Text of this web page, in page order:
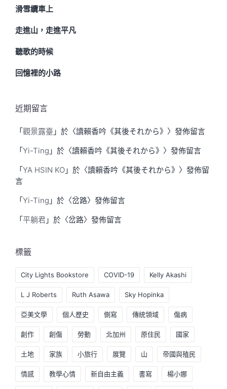
滑雪纜車上
走進山，走進平凡
聽歌的時候
回憶裡的小路
近期留言
「觀景露臺 」於〈讀賴香吟《其後それから》 〉發佈留言
「Yi-Ting 」於〈讀賴香吟《其後それから》 〉發佈留言
「YA HSIN KO 」於〈讀賴香吟《其後それから》 〉發佈留
言
「Yi-Ting 」於〈岔路〉發佈留言
「平躺君 」於〈岔路〉發佈留言
標籤
City Lights Bookstore COVID-19 Kelly Akashi
L J Roberts Ruth Asawa Sky Hopinka
亞美文學 個人歷史 側寫 傳統領域 傷病
創作 創傷 勞動 北加州 原住民 國家
土地 家族 小旅行 展覽 山 帝國與殖民
情感 教學心情 新自由主義 書寫 楊小娜